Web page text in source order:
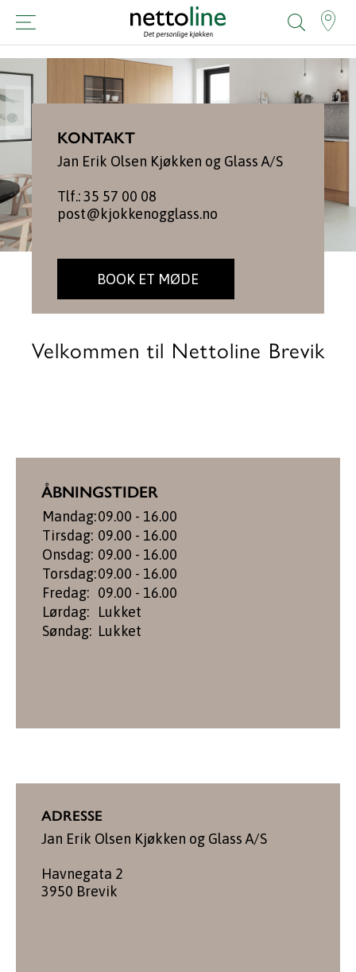
KONTAKT
Jan Erik Olsen Kjøkken og Glass A/S
Tlf.: 35 57 00 08
post@kjokkenogglass.no
BOOK ET MØDE
Velkommen til Nettoline Brevik
ÅBNINGSTIDER
Mandag:09.00 - 16.00
Tirsdag: 09.00 - 16.00
Onsdag: 09.00 - 16.00
Torsdag:09.00 - 16.00
Fredag: 09.00 - 16.00
Lørdag:
Lukket
Søndag: Lukket
ADRESSE
Jan Erik Olsen Kjøkken og Glass A/S
Havnegata 2
3950 Brevik